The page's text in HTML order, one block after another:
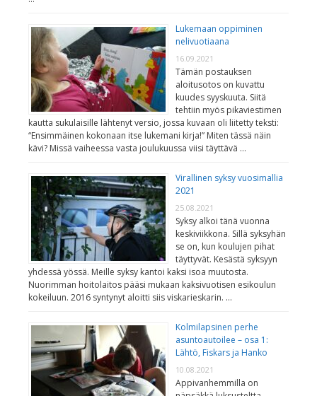
Lukemaan oppiminen
nelivuotiaana
16.09.2021
Tämän postauksen
aloitusotos on kuvattu
kuudes syyskuuta. Siitä
tehtiin myös pikaviestimen
kautta sukulaisille lähtenyt versio, jossa kuvaan oli liitetty teksti:
“Ensimmäinen kokonaan itse lukemani kirja!” Miten tässä näin
kävi? Missä vaiheessa vasta joulukuussa viisi täyttävä …
Virallinen syksy vuosimallia
2021
25.08.2021
Syksy alkoi tänä vuonna
keskiviikkona. Sillä syksyhän
se on, kun koulujen pihat
täyttyvät. Kesästä syksyyn
yhdessä yössä. Meille syksy kantoi kaksi isoa muutosta.
Nuorimman hoitolaitos pääsi mukaan kaksivuotisen esikoulun
kokeiluun. 2016 syntynyt aloitti siis viskarieskarin. …
Kolmilapsinen perhe
asuntoautoilee – osa 1:
Lähtö, Fiskars ja Hanko
10.08.2021
Appivanhemmilla on